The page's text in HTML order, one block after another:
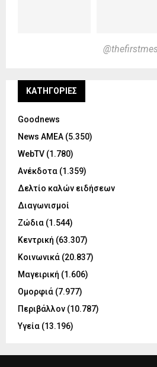
KΑΤΗΓΟΡΊΕΣ
Goodnews
News ΑΜΕΑ (5.350)
WebTV (1.780)
Ανέκδοτα (1.359)
Δελτίο καλών ειδήσεων
Διαγωνισμοί
Ζώδια (1.544)
Κεντρική (63.307)
Κοινωνικά (20.837)
Μαγειρική (1.606)
Ομορφιά (7.977)
Περιβάλλον (10.787)
Υγεία (13.196)